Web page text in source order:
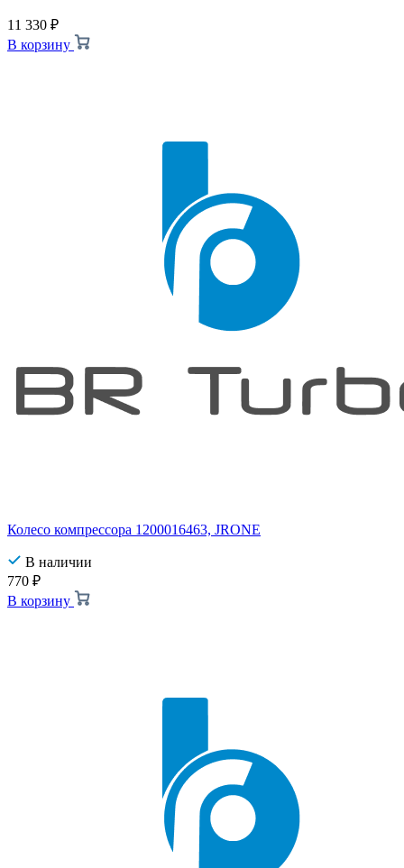
11 330 ₽
В корзину
Колесо компрессора 1200016463, JRONE
В наличии
770 ₽
В корзину